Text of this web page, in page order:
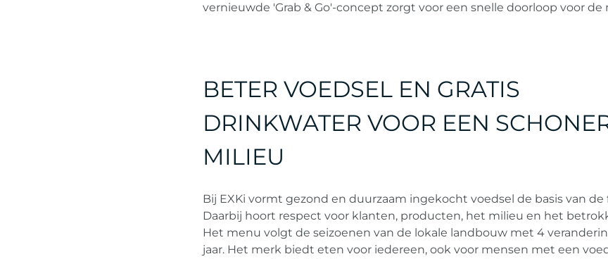
vernieuwde 'Grab & Go'-concept zorgt voor een snelle doorloop voor de
BETER VOEDSEL EN GRATIS
DRINKWATER VOOR EEN
MILIEU
Bij EXKi vormt gezond en duurzaam ingekocht voedsel de basis van de
Daarbij hoort respect voor klanten, producten, het milieu en het
Het menu volgt de seizoenen van de lokale landbouw met 4
jaar. Het merk biedt eten voor iedereen, ook voor mensen met een